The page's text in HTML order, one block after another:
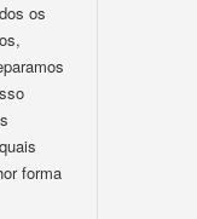
os
forma